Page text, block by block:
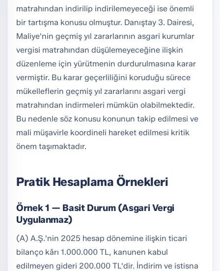
matrahından indirilip indirilemeyeceği ise önemli
bir tartışma konusu olmuştur. Danıştay 3. Dairesi,
Maliye'nin geçmiş yıl zararlarının asgari kurumlar
vergisi matrahından düşülemeyeceğine ilişkin
düzenleme için yürütmenin durdurulmasına karar
vermiştir. Bu karar geçerliliğini koruduğu sürece
mükelleflerin geçmiş yıl zararlarını asgari vergi
matrahından indirmeleri mümkün olabilmektedir.
Bu nedenle söz konusu konunun takip edilmesi ve
mali müşavirle koordineli hareket edilmesi kritik
önem taşımaktadır.
Pratik Hesaplama Örnekleri
Örnek 1 — Basit Durum (Asgari Vergi
Uygulanmaz)
(A) A.Ş.'nin 2025 hesap dönemine ilişkin ticari
bilanço kârı 1.000.000 TL, kanunen kabul
edilmeyen gideri 200.000 TL'dir. İndirim ve istisna